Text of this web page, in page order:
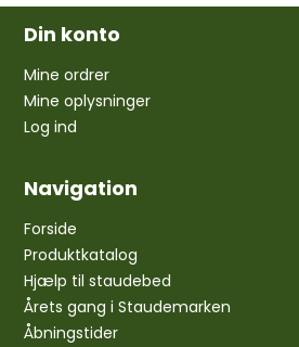
Din konto
Mine ordrer
Mine oplysninger
Log ind
Navigation
Forside
Produktkatalog
Hjælp til staudebed
Årets gang i Staudemarken
Åbningstider